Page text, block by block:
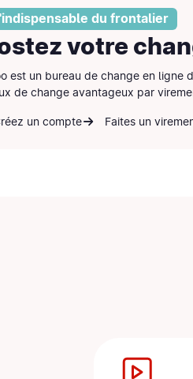
du frontalier
votre
est un bureau de change en ligne
de change avantageux par
un compte Faites un